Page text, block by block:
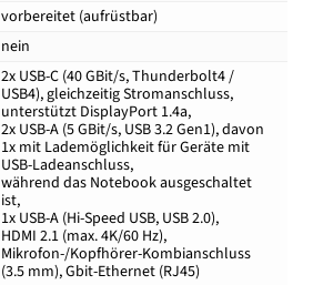
vorbereitet (aufrüstbar)
nein
2x USB-C (40 GBit/s, Thunderbolt4 /
USB4), gleichzeitig Stromanschluss,
unterstützt DisplayPort 1.4a,
2x USB-A (5 GBit/s, USB 3.2 Gen1), davon
1x mit Lademöglichkeit für Geräte mit
USB-Ladeanschluss,
während das Notebook ausgeschaltet
ist,
1x USB-A (Hi-Speed USB, USB 2.0),
HDMI 2.1 (max. 4K/60 Hz),
Mikrofon-/Kopfhörer-Kombianschluss
(3.5 mm), Gbit-Ethernet (RJ45)